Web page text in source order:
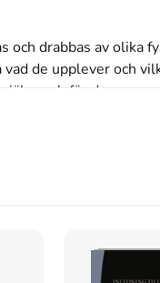
drabbas av olika
de upplever och
och för deras
och
Vilka diagnoser
vid